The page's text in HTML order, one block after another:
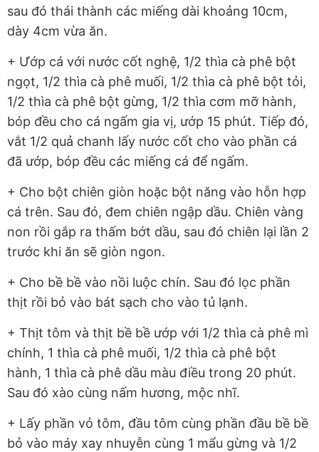
sau đó thái thành các miếng dài khoảng 10cm,
dày 4cm vừa ăn.
+ Ướp cá với nước cốt nghệ, 1/2 thìa cà phê bột
ngọt, 1/2 thìa cà phê muối, 1/2 thìa cà phê bột tỏi,
1/2 thìa cà phê bột gừng, 1/2 thìa cơm mỡ hành,
bóp đều cho cá ngấm gia vị, ướp 15 phút. Tiếp đó,
vắt 1/2 quả chanh lấy nước cốt cho vào phần cá
đã ướp, bóp đều các miếng cá để ngấm.
+ Cho bột chiên giòn hoặc bột năng vào hỗn hợp
cá trên. Sau đó, đem chiên ngập dầu. Chiên vàng
non rồi gắp ra thấm bớt dầu, sau đó chiên lại lần 2
trước khi ăn sẽ giòn ngon.
+ Cho bề bề vào nồi luộc chín. Sau đó lọc phần
thịt rồi bỏ vào bát sạch cho vào tủ lạnh.
+ Thịt tôm và thịt bề bề ướp với 1/2 thìa cà phê mì
chính, 1 thìa cà phê muối, 1/2 thìa cà phê bột
hành, 1 thìa cà phê dầu màu điều trong 20 phút.
Sau đó xào cùng nấm hương, mộc nhĩ.
+ Lấy phần vỏ tôm, đầu tôm cùng phần đầu bề bề
bỏ vào máy xay nhuyễn cùng 1 mẩu gừng và 1/2